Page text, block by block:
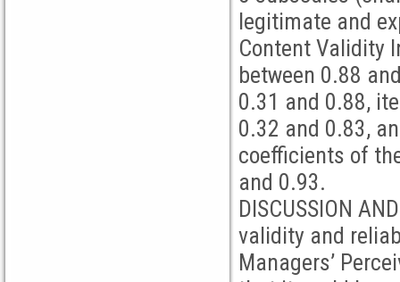
legitimate and
Content Validity
between 0.88
0.31 and 0.88,
0.32 and 0.83,
coefficients of
and 0.93.
DISCUSSION
validity and
Managers’